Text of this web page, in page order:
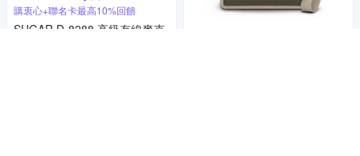
購衷心+聯名卡最高10%回饋
SUGAR D-8288 高級有線麥克